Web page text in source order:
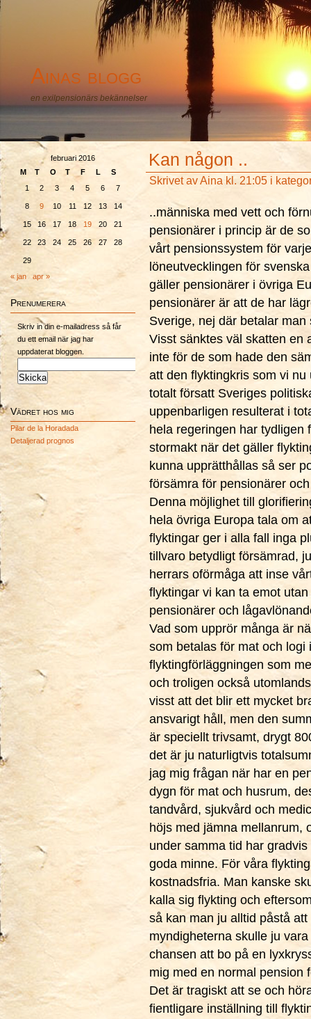
Ainas blogg
en exilpensionärs bekännelser
februari 2016
M
T O T F L
S
1
2 3 4 5 6 7
8 9 10 11 12 13 14
15 16 17 18 19 20 21
22 23 24 25 26 27 28
29
« jan
apr »
Prenumerera
Skriv in din e-mailadress så får
du ett email när jag har
uppdaterat bloggen.
Vädret hos mig
Pilar de la Horadada
Detaljerad prognos
Kan någon ..
Skrivet avAina kl. 21:05 i
..människa med vett och
pensionärer i princip är de
vårt pensionssystem för
löneutvecklingen för
gäller pensionärer i övriga
pensionärer är att de har
Sverige, nej där betalar
Visst sänktes väl skatten en
inte för de som hade den
att den flyktingkris som vi
totalt försatt Sveriges
uppenbarligen resulterat i
hela regeringen har tydligen
stormakt när det gäller
kunna upprätthållas så ser
försämra för pensionärer
Denna möjlighet till
hela övriga Europa tala om
flyktingar ger i alla fall inga
tillvaro betydligt försämrad,
herrars oförmåga att inse
flyktingar vi kan ta emot
pensionärer och
Vad som upprör många är
som betalas för mat och
flyktingförläggningen som
och troligen också
visst att det blir ett mycket
ansvarigt håll, men den
är speciellt trivsamt, drygt
det är ju naturligtvis
jag mig frågan när har en
dygn för mat och husrum,
tandvård, sjukvård och
höjs med jämna mellanrum,
under samma tid har
goda minne. För våra
kostnadsfria. Man kanske
kalla sig flykting och
så kan man ju alltid påstå
myndigheterna skulle ju
chansen att bo på en
mig med en normal pension
Det är tragiskt att se och
fientligare inställning till